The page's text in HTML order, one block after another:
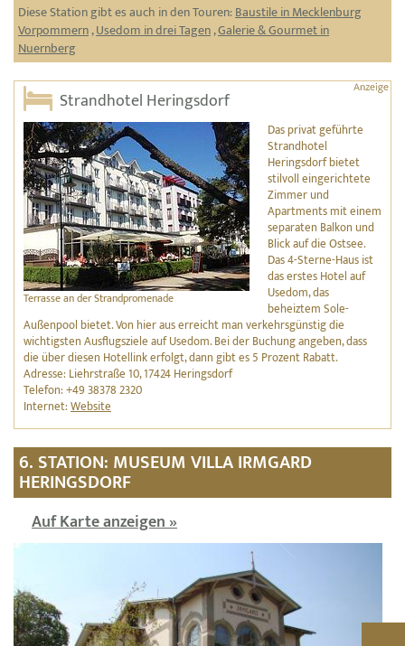
Diese Station gibt es auch in den Touren:Baustile in Mecklenburg
Vorpommern,Usedom in drei Tagen,Galerie & Gourmet in
Nuernberg
Strandhotel Heringsdorf
Terrasse an der Strandpromenade
Das privat geführte
Strandhotel
Heringsdorf bietet
stilvoll eingerichtete
Zimmer und
Apartments mit einem
separaten Balkon und
Blick auf die Ostsee.
Das 4-Sterne-Haus ist
das erstes Hotel auf
Usedom, das
beheiztem Sole-
Außenpool bietet. Von hier aus erreicht man verkehrsgünstig die
wichtigsten Ausflugsziele auf Usedom. Bei der Buchung angeben, dass
die über diesen Hotellink erfolgt, dann gibt es 5 Prozent Rabatt.
Adresse: Liehrstraße 10, 17424 Heringsdorf
Telefon: +49 38378 2320
Internet:Website
6. STATION: MUSEUM VILLA IRMGARD
HERINGSDORF
Auf Karte anzeigen »